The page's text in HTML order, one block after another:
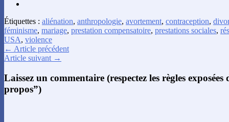
Étiquettes : aliénation, anthropologie, avortement, contraception,
féminisme, mariage, prestation compensatoire, prestations sociales,
USA, violence
← Article précédent
Article suivant →
Laissez un commentaire (respectez les règles
propos”)